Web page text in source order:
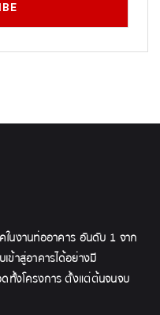
ในงานท่ออาคาร อันดับ 1 จาก
ข้าสู่อาคารได้อย่างมี
ทั้งโครงการ ตั้งแต่ต้นจนจบ